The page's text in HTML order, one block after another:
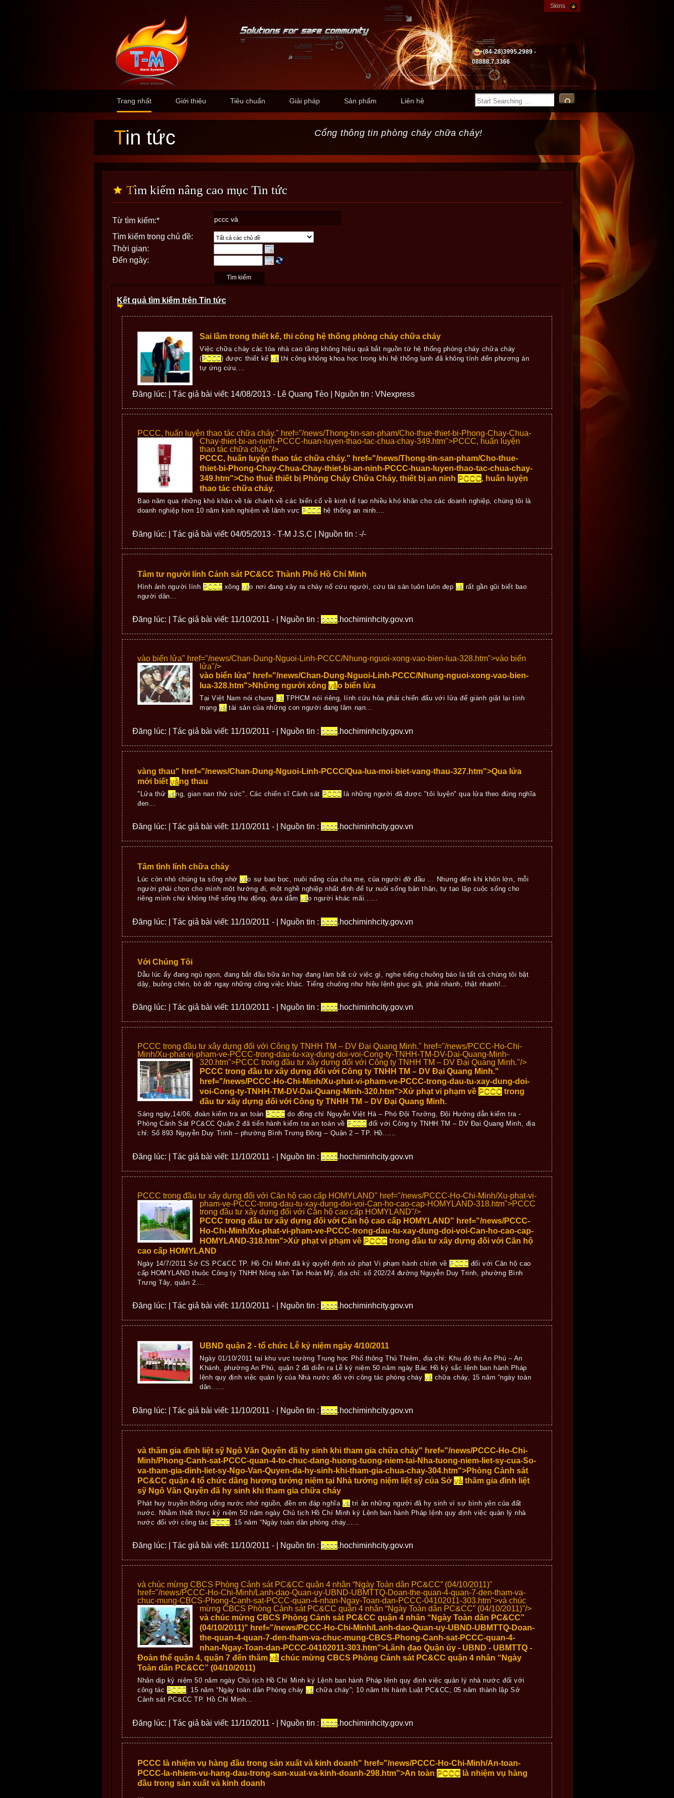
Skins
+(84-28)3995.2989 -
08888.7.3366
Trang nhất Giới thiệu Tiêu chuẩn Giải pháp Sản phẩm Liên hệ
Tin tức Cổng thông tin phòng cháy chữa cháy!
Tìm kiếm nâng cao mục Tin tức
Từ tìm kiếm:*
Tìm kiếm trong chủ đề:
Thời gian:
Đến ngày:
Kết quả tìm kiếm trên Tin tức
Sai lầm trong thiết kế, thi công hệ thống phòng cháy chữa cháy
Việc chữa cháy các tòa nhà cao tầng không hiệu quả bắt nguồn từ hệ thống phòng cháy chữa cháy
( PCCC) được thiết kếvàthi công không khoa học trong khi hệ thống lạnh đã không tính đến phương án
tự ứng cứu....
Đăng lúc: | Tác giả bài viết: 14/08/2013 - Lê Quang Tèo | Nguồn tin : VNexpress
PCCC, huấn luyện thao tác chữa cháy." href="/news/Thong-tin-san-pham/Cho-thue-thiet-bi-Phong-Chay-Chua-
Chay-thiet-bi-an-ninh-PCCC-huan-luyen-thao-tac-chua-chay-349.htm">PCCC, huấn luyện
thao tác chữa cháy."/>
PCCC, huấn luyện thao tác chữa cháy." href="/news/Thong-tin-san-pham/Cho-thue-
thiet-bi-Phong-Chay-Chua-Chay-thiet-bi-an-ninh-PCCC-huan-luyen-thao-tac-chua-chay-
349.htm">Cho thuê thiết bị Phòng Cháy Chữa Cháy, thiết bị an ninh PCCC, huấn luyện
thao tác chữa cháy.
Bao năm qua những khó khăn về tài chánh về các biến cố về kinh tế tạo nhiều khó khăn cho các doanh nghiệp, chúng tôi là
doanh nghiệp hơn 10 năm kinh nghiệm về lãnh vực PCCC hệ thống an ninh....
Đăng lúc: | Tác giả bài viết: 04/05/2013 - T-M J.S.C | Nguồn tin : -/-
Tâm tư người lính Cảnh sát PC&CC Thành Phố Hồ Chí Minh
Hình ảnh người lính PCCC xôngvào nơi đang xảy ra cháy nổ cứu người, cứu tài sản luôn luôn đẹp và rất gần gũi biết bao
người dân...
Đăng lúc: | Tác giả bài viết: 11/10/2011 - | Nguồn tin : pccc.hochiminhcity.gov.vn
vào biển lửa" href="/news/Chan-Dung-Nguoi-Linh-PCCC/Nhung-nguoi-xong-vao-bien-lua-328.htm">vào biển
lửa"/>
vào biển lửa" href="/news/Chan-Dung-Nguoi-Linh-PCCC/Nhung-nguoi-xong-vao-bien-
lua-328.htm">Những người xông vào biển lửa
Tại Việt Nam nói chung vàTPHCM nói riêng, lính cứu hỏa phải chiến đấu với lửa để giành giật lại tính
mạng vàtài sản của những con người đang lâm nạn...
Đăng lúc: | Tác giả bài viết: 11/10/2011 - | Nguồn tin : pccc.hochiminhcity.gov.vn
vàng thau" href="/news/Chan-Dung-Nguoi-Linh-PCCC/Qua-lua-moi-biet-vang-thau-327.htm">Qua lửa
mới biết vàng thau
"Lửa thử vàng, gian nan thử sức". Các chiến sĩ Cảnh sát PCCC là những người đã được "tôi luyện" qua lửa theo đúng nghĩa
đen...
Đăng lúc: | Tác giả bài viết: 11/10/2011 - | Nguồn tin : pccc.hochiminhcity.gov.vn
Tâm tình lính chữa cháy
Lúc còn nhỏ chúng ta sống nhờvào sự bao bọc, nuôi nấng của cha mẹ, của người đỡ đầu … Nhưng đến khi khôn lớn, mỗi
người phải chọn cho mình một hướng đi, một nghề nghiệp nhất định để tự nuôi sống bản thân, tự tạo lập cuộc sống cho
riêng mình chứ không thể sống thụ động, dựa dẫmvào người khác mãi......
Đăng lúc: | Tác giả bài viết: 11/10/2011 - | Nguồn tin : pccc.hochiminhcity.gov.vn
Với Chúng Tôi
Dẫu lúc ấy đang ngủ ngon, đang bắt đầu bữa ăn hay đang làm bất cứ việc gì, nghe tiếng chuông báo là tất cả chúng tôi bật
dậy, buông chén, bỏ dở ngay những công việc khác. Tiếng chuông như hiệu lệnh giục giã, phải nhanh, thật nhanh!...
Đăng lúc: | Tác giả bài viết: 11/10/2011 - | Nguồn tin : pccc.hochiminhcity.gov.vn
PCCC trong đầu tư xây dựng đối với Công ty TNHH TM – DV Đại Quang Minh." href="/news/PCCC-Ho-Chi-
Minh/Xu-phat-vi-pham-ve-PCCC-trong-dau-tu-xay-dung-doi-voi-Cong-ty-TNHH-TM-DV-Dai-Quang-Minh-
320.htm">PCCC trong đầu tư xây dựng đối với Công ty TNHH TM – DV Đại Quang Minh."/>
PCCC trong đầu tư xây dựng đối với Công ty TNHH TM – DV Đại Quang Minh."
href="/news/PCCC-Ho-Chi-Minh/Xu-phat-vi-pham-ve-PCCC-trong-dau-tu-xay-dung-doi-
voi-Cong-ty-TNHH-TM-DV-Dai-Quang-Minh-320.htm">Xử phạt vi phạm về PCCC trong
đầu tư xây dựng đối với Công ty TNHH TM – DV Đại Quang Minh.
Sáng ngày,14/06, đoàn kiểm tra an toàn PCCC do đồng chí Nguyễn Việt Hà – Phó Đội Trưởng, Đội Hướng dẫn kiểm tra -
Phòng Cảnh Sát PC&CC Quận 2 đã tiến hành kiểm tra an toàn về PCCC đối với Công ty TNHH TM – DV Đại Quang Minh, địa
chỉ: Số 893 Nguyễn Duy Trinh – phường Bình Trưng Đông – Quận 2 – TP. Hồ......
Đăng lúc: | Tác giả bài viết: 11/10/2011 - | Nguồn tin : pccc.hochiminhcity.gov.vn
PCCC trong đầu tư xây dựng đối với Căn hộ cao cấp HOMYLAND" href="/news/PCCC-Ho-Chi-Minh/Xu-phat-vi-
pham-ve-PCCC-trong-dau-tu-xay-dung-doi-voi-Can-ho-cao-cap-HOMYLAND-318.htm">PCCC
trong đầu tư xây dựng đối với Căn hộ cao cấp HOMYLAND"/>
PCCC trong đầu tư xây dựng đối với Căn hộ cao cấp HOMYLAND" href="/news/PCCC-
Ho-Chi-Minh/Xu-phat-vi-pham-ve-PCCC-trong-dau-tu-xay-dung-doi-voi-Can-ho-cao-cap-
HOMYLAND-318.htm">Xử phạt vi phạm về PCCC trong đầu tư xây dựng đối với Căn hộ
cao cấp HOMYLAND
Ngày 14/7/2011 Sở CS PC&CC TP. Hồ Chí Minh đã ký quyết định xử phạt Vi phạm hành chính về PCCC đối với Căn hộ cao
cấp HOMYLAND thuộc Công ty TNHH Nông sản Tân Hoàn Mỹ, địa chỉ: số 202/24 đường Nguyễn Duy Trinh, phường Bình
Trưng Tây, quận 2....
Đăng lúc: | Tác giả bài viết: 11/10/2011 - | Nguồn tin : pccc.hochiminhcity.gov.vn
UBND quận 2 - tổ chức Lễ kỷ niệm ngày 4/10/2011
Ngày 01/10/2011 tại khu vực trường Trung học Phổ thông Thủ Thiêm, địa chỉ: Khu đô thị An Phú – An
Khánh, phường An Phú, quận 2 đã diễn ra Lễ kỷ niệm 50 năm ngày Bác Hồ ký sắc lệnh ban hành Pháp
lệnh quy định việc quản lý của Nhà nước đối với công tác phòng cháyvàchữa cháy, 15 năm “ngày toàn
dân......
Đăng lúc: | Tác giả bài viết: 11/10/2011 - | Nguồn tin : pccc.hochiminhcity.gov.vn
và thăm gia đình liệt sỹ Ngô Văn Quyền đã hy sinh khi tham gia chữa cháy" href="/news/PCCC-Ho-Chi-
Minh/Phong-Canh-sat-PCCC-quan-4-to-chuc-dang-huong-tuong-niem-tai-Nha-tuong-niem-liet-sy-cua-So-
va-tham-gia-dinh-liet-sy-Ngo-Van-Quyen-da-hy-sinh-khi-tham-gia-chua-chay-304.htm">Phòng Cảnh sát
PC&CC quận 4 tổ chức dâng hương tưởng niệm tại Nhà tưởng niệm liệt sỹ của Sởvà thăm gia đình liệt
sỹ Ngô Văn Quyền đã hy sinh khi tham gia chữa cháy
Phát huy truyền thống uống nước nhớ nguồn, đền ơn đáp nghĩa và tri ân những người đã hy sinh vì sự bình yên của đất
nước. Nhằm thiết thực kỷ niệm 50 năm ngày Chủ tịch Hồ Chí Minh ký Lệnh ban hành Pháp lệnh quy định việc quản lý nhà
nước đối với công tác PCCC , 15 năm “Ngày toàn dân phòng cháy......
Đăng lúc: | Tác giả bài viết: 11/10/2011 - | Nguồn tin : pccc.hochiminhcity.gov.vn
và chúc mừng CBCS Phòng Cảnh sát PC&CC quận 4 nhân “Ngày Toàn dân PC&CC” (04/10/2011)"
href="/news/PCCC-Ho-Chi-Minh/Lanh-dao-Quan-uy-UBND-UBMTTQ-Doan-the-quan-4-quan-7-den-tham-va-
chuc-mung-CBCS-Phong-Canh-sat-PCCC-quan-4-nhan-Ngay-Toan-dan-PCCC-04102011-303.htm">và chúc
mừng CBCS Phòng Cảnh sát PC&CC quận 4 nhân “Ngày Toàn dân PC&CC” (04/10/2011)"/>
và chúc mừng CBCS Phòng Cảnh sát PC&CC quận 4 nhân “Ngày Toàn dân PC&CC”
(04/10/2011)" href="/news/PCCC-Ho-Chi-Minh/Lanh-dao-Quan-uy-UBND-UBMTTQ-Doan-
the-quan-4-quan-7-den-tham-va-chuc-mung-CBCS-Phong-Canh-sat-PCCC-quan-4-
nhan-Ngay-Toan-dan-PCCC-04102011-303.htm">Lãnh đạo Quận ủy - UBND - UBMTTQ -
Đoàn thể quận 4, quận 7 đến thăm và chúc mừng CBCS Phòng Cảnh sát PC&CC quận 4 nhân “Ngày
Toàn dân PC&CC” (04/10/2011)
Nhân dịp kỷ niệm 50 năm ngày Chủ tịch Hồ Chí Minh ký Lệnh ban hành Pháp lệnh quy định việc quản lý nhà nước đối với
công tác PCCC; 15 năm “Ngày toàn dân Phòng cháyvàchữa cháy”; 10 năm thi hành Luật PC&CC; 05 năm thành lập Sở
Cảnh sát PC&CC TP. Hồ Chí Minh...
Đăng lúc: | Tác giả bài viết: 11/10/2011 - | Nguồn tin : pccc.hochiminhcity.gov.vn
PCCC là nhiệm vụ hàng đầu trong sản xuất và kinh doanh" href="/news/PCCC-Ho-Chi-Minh/An-toan-
PCCC-la-nhiem-vu-hang-dau-trong-san-xuat-va-kinh-doanh-298.htm">An toàn PCCC là nhiệm vụ hàng
đầu trong sản xuất và kinh doanh